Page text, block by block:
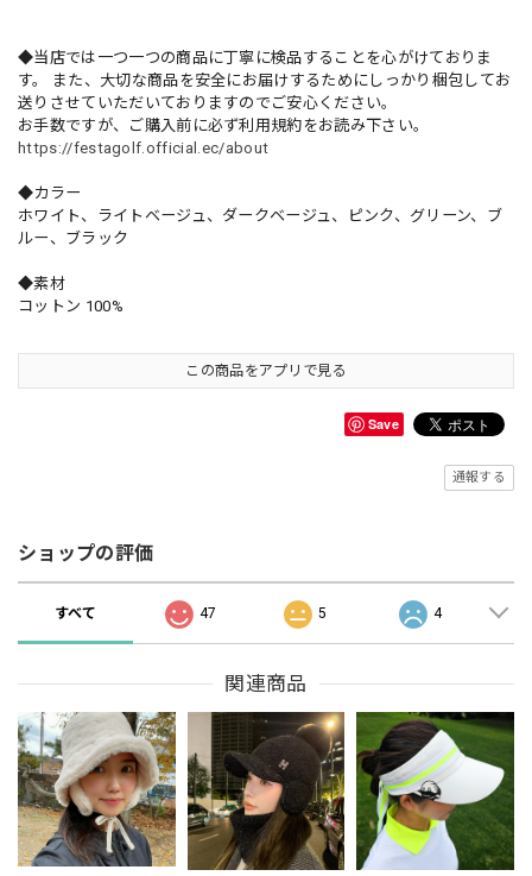
◆当店では一つ一つの商品に丁寧に検品することを心がけておりま
す。 また、大切な商品を安全にお届けするためにしっかり梱包してお
送りさせていただいておりますのでご安心ください。
お手数ですが、ご購入前に必ず利用規約をお読み下さい。
https://festagolf.official.ec/about
◆カラー
ホワイト、ライトベージュ、ダークベージュ、ピンク、グリーン、ブ
ルー、ブラック
◆素材
コットン 100%
この商品をアプリで見る
Save
通報する
ショップの評価
すべて 47 5 4
関連商品